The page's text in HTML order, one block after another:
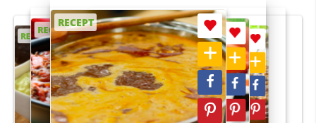
RECEPT
RECEPT
RECEPT
RECEPT
RECEPT